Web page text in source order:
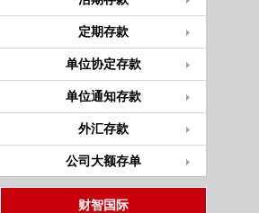
定期存款
单位协定存款
单位通知存款
外汇存款
公司大额存单
财智国际